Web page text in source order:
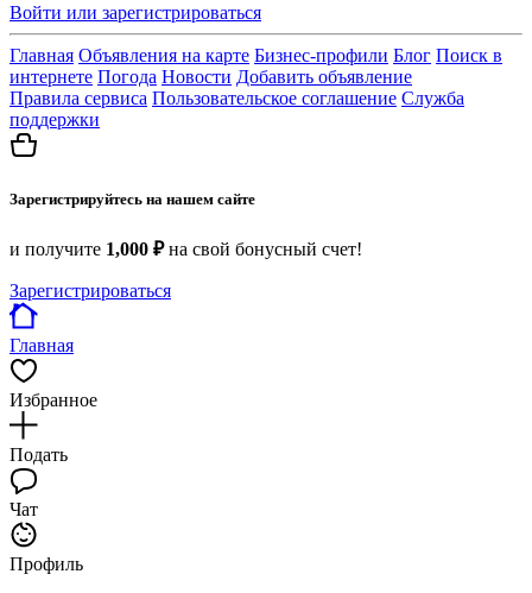
Войти или зарегистрироваться
Главная Объявления на карте Бизнес-профили Блог Поиск в
интернете Погода Новости Добавить объявление
Правила сервиса Пользовательское соглашение Служба
поддержки
Зарегистрируйтесь на нашем сайте
и получите 1,000 ₽на свой бонусный счет!
Зарегистрироваться
Главная
Избранное
Подать
Чат
Профиль